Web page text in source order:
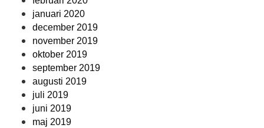
januari 2020
december 2019
november 2019
oktober 2019
september 2019
augusti 2019
juli 2019
juni 2019
maj 2019